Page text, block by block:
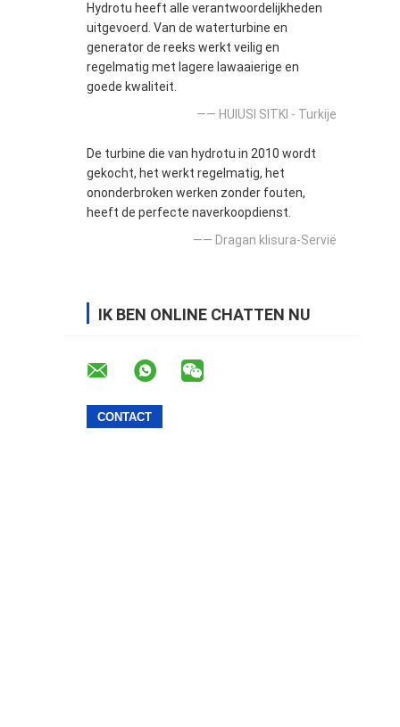
Hydrotu heeft alle verantwoordelijkheden
uitgevoerd. Van de waterturbine en
generator de reeks werkt veilig en
regelmatig met lagere lawaaierige en
goede kwaliteit.
—— HUlUSI SITKI - Turkije
De turbine die van hydrotu in 2010 wordt
gekocht, het werkt regelmatig, het
ononderbroken werken zonder fouten,
heeft de perfecte naverkoopdienst.
—— Dragan klisura-Servië
IK BEN ONLINE CHATTEN NU